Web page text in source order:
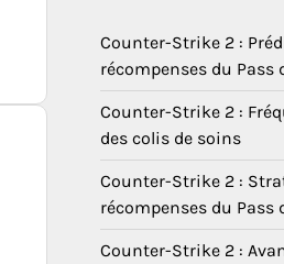
Counter-Strike 2 :
récompenses du Pass
Counter-Strike 2 :
des colis de soins
Counter-Strike 2 :
récompenses du Pass
Counter-Strike 2 :